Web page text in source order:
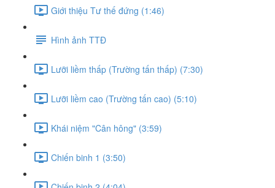
Giới thiệu Tư thế đứng (1:46)
Hình ảnh TTĐ
Lưỡi liềm thấp (Trường tấn thấp) (7:30)
Lưỡi liềm cao (Trường tấn cao) (5:10)
Khái niệm "Cân hông" (3:59)
Chiến binh 1 (3:50)